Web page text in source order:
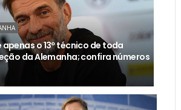
apenas o 13º técnico de toda
da Alemanha; confira números